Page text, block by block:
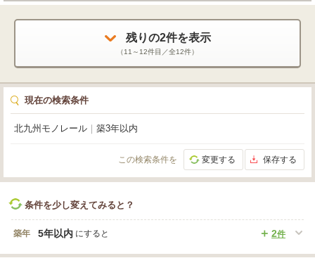
残りの2件を表示
（11～12件目／全12件）
現在の検索条件
北九州モノレール 築3年以内
この検索条件を 変更する 保存する
条件を少し変えてみると？
築年 2件
5年以内 にすると